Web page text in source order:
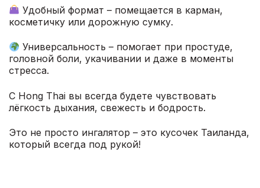
Удобный формат – помещается в карман,
косметичку или дорожную сумку.
Универсальность – помогает при простуде,
головной боли, укачивании и даже в моменты
стресса.
С Hong Thai вы всегда будете чувствовать
лёгкость дыхания, свежесть и бодрость.
Это не просто ингалятор – это кусочек Таиланда,
который всегда под рукой!